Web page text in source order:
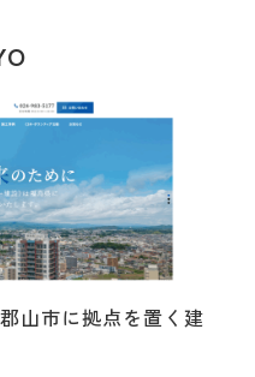
山市に拠点を置く建